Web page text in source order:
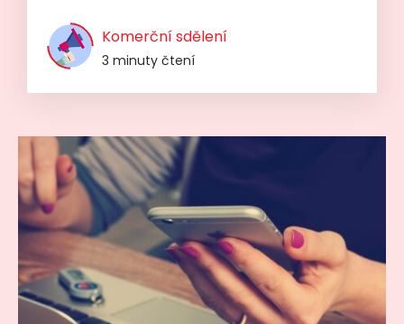
Komerční sdělení
3 minuty čtení